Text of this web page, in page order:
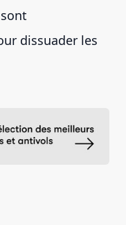
dissuader les